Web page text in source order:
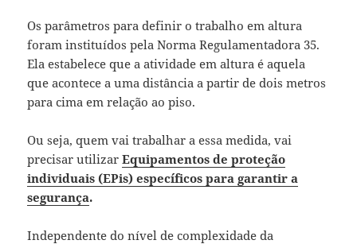
Os parâmetros para definir o trabalho em altura
foram instituídos pela Norma Regulamentadora 35.
Ela estabelece que a atividade em altura é aquela
que acontece a uma distância a partir de dois metros
para cima em relação ao piso.
Ou seja, quem vai trabalhar a essa medida, vai
precisar utilizarEquipamentos de proteção
individuais (EPis) específicos para garantir a
segurança.
Independente do nível de complexidade da